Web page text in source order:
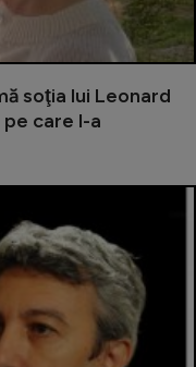
soţia lui Leonard
care l-a